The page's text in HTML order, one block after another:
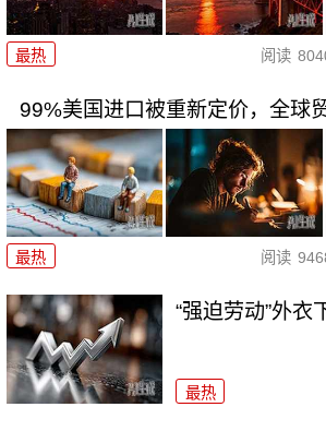
最热 阅读
99%美国进口被重新定价，全球
最热 阅读
“强迫劳动”外衣
最热